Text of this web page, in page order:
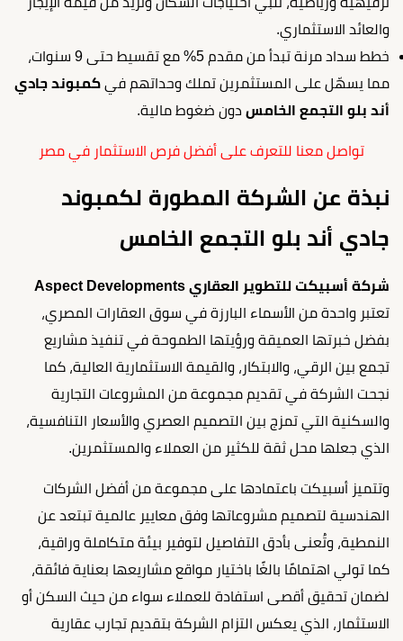
والعائد الاستثماري.
خطط سداد مرنة تبدأ من مقدم 5% مع تقسيط حتى 9 سنوات،
مما يسهّل على المستثمرين تملك وحداتهم في كمبوند جادي
أند بلو التجمع الخامس دون ضغوط مالية.
تواصل معنا للتعرف على أفضل فرص الاستثمار في مصر
نبذة عن الشركة المطورة لكمبوند
جادي أند بلو التجمع الخامس
شركة أسبيكت للتطوير العقاري Aspect Developments
تعتبر واحدة من الأسماء البارزة في سوق العقارات المصري،
بفضل خبرتها العميقة ورؤيتها الطموحة في تنفيذ مشاريع
تجمع بين الرقي، والابتكار، والقيمة الاستثمارية العالية، كما
نجحت الشركة في تقديم مجموعة من المشروعات التجارية
والسكنية التي تمزج بين التصميم العصري والأسعار التنافسية،
الذي جعلها محل ثقة للكثير من العملاء والمستثمرين.
وتتميز أسبيكت باعتمادها على مجموعة من أفضل الشركات
الهندسية لتصميم مشروعاتها وفق معايير عالمية تبتعد عن
النمطية، وتُعنى بأدق التفاصيل لتوفير بيئة متكاملة وراقية،
كما تولي اهتمامًا بالغًا باختيار مواقع مشاريعها بعناية فائقة،
لضمان تحقيق أقصى استفادة للعملاء سواء من حيث السكن أو
الاستثمار، الذي يعكس التزام الشركة بتقديم تجارب عقارية